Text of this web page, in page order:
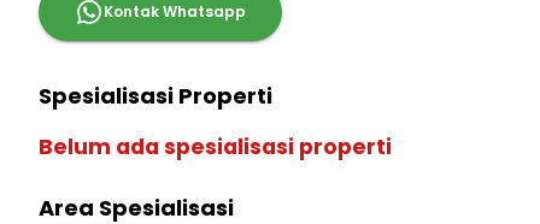
Kontak Whatsapp
Spesialisasi Properti
Belum ada spesialisasi properti
Area Spesialisasi